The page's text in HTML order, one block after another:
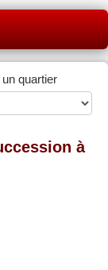
quartier
à